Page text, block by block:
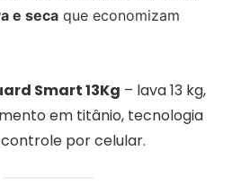
e seca que economizam
Smart 13Kg – lava 13 kg,
em titânio, tecnologia
por celular.